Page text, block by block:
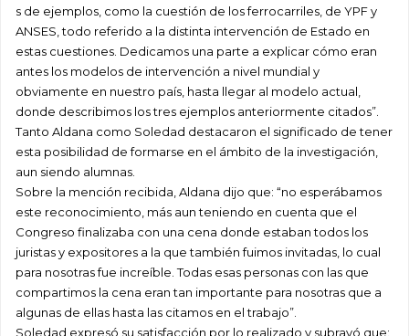
s de ejemplos, como la cuestión de los ferrocarriles, de YPF y
ANSES, todo referido a la distinta intervención de Estado en
estas cuestiones. Dedicamos una parte a explicar cómo eran
antes los modelos de intervención a nivel mundial y
obviamente en nuestro país, hasta llegar al modelo actual,
donde describimos los tres ejemplos anteriormente citados”.
Tanto Aldana como Soledad destacaron el significado de tener
esta posibilidad de formarse en el ámbito de la investigación,
aun siendo alumnas.
Sobre la mención recibida, Aldana dijo que: “no esperábamos
este reconocimiento, más aun teniendo en cuenta que el
Congreso finalizaba con una cena donde estaban todos los
juristas y expositores a la que también fuimos invitadas, lo cual
para nosotras fue increíble. Todas esas personas con las que
compartimos la cena eran tan importante para nosotras que a
algunas de ellas hasta las citamos en el trabajo”.
Soledad expresó su satisfacción por lo realizado y subrayó que: